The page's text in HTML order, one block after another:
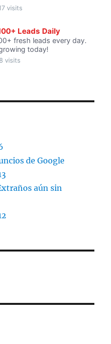
de Google
aún sin